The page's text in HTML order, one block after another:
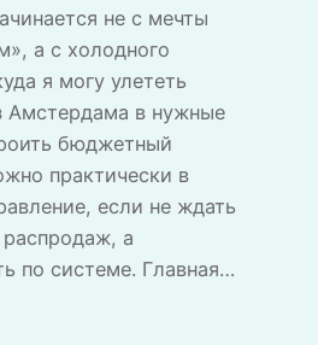
не с мечты
а с холодного
я могу улететь
Амстердама в нужные
бюджетный
практически в
если не ждать
а
по системе. Главная…